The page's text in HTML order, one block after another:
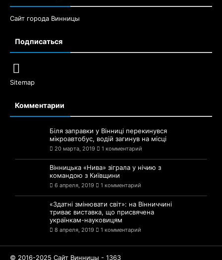
Сайт города Винницы
Подписаться
Sitemap
Комментарии
Біля заправки у Вінниці перекинувся
мікроавтобус, водій загинув на місці
20 марта, 2019 1 комментарий
Вінницька «Нива» зіграла у нічию з
командою з Київщини
6 апреля, 2019 1 комментарий
«Здатні змінювати світ»: на Вінниччині
триває виставка, що присвячена
українкам-науковицям
8 апреля, 2019 1 комментарий
© 2016-2025 Сайт Винницы - 1363